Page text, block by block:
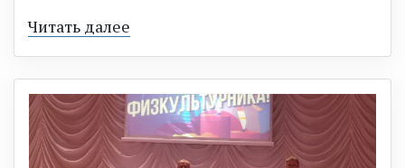
Читать далее